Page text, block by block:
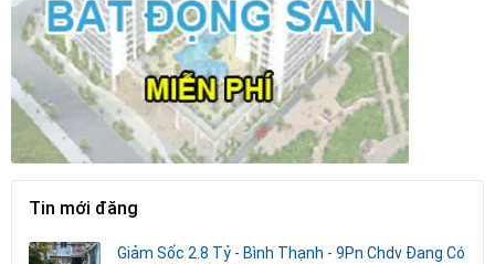
Tin mới đăng
Giảm Sốc 2.8 Tỷ - Bình Thạnh - 9Pn Chdv Đang Có